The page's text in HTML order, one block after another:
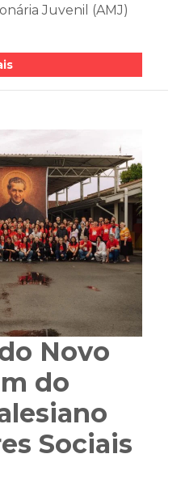
Juvenil (AMJ)
Novo
do
Sociais